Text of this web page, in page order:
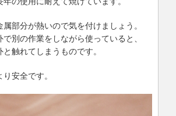
部分が熱いので気を付けましょう。
別の作業をしながら使っていると、
触れてしまうものです。
安全です。